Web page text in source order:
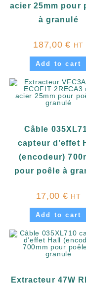
acier 25mm pour
à granulé
187,00€ HT
Add to cart
Câble
capteur d’effet
(encodeur)
pour poêle à
17,00 € HT
Add to cart
Extracteur 47W